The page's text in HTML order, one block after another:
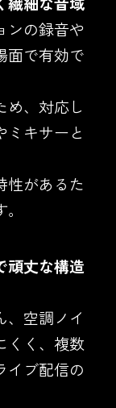
ンの録音や
面で有効で
め、対応し
ミキサーと
性があるた
頑丈な構造
、空調ノイ
くく、複数
イブ配信の